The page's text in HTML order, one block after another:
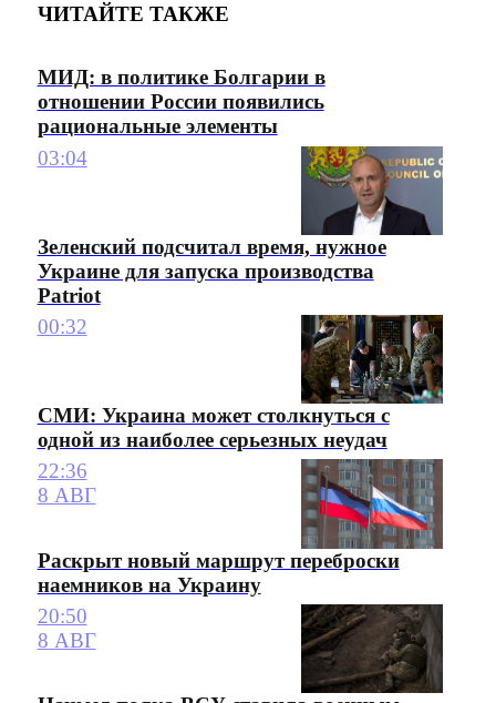
ЧИТАЙТЕ ТАКЖЕ
МИД: в политике Болгарии в
отношении России появились
рациональные элементы
03:04
Зеленский подсчитал время, нужное
Украине для запуска производства
Patriot
00:32
СМИ: Украина может столкнуться с
одной из наиболее серьезных неудач
22:36
8 АВГ
Раскрыт новый маршрут переброски
наемников на Украину
20:50
8 АВГ